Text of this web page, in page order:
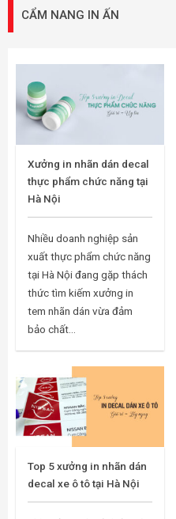
CẨM NANG IN ẤN
Xưởng in nhãn dán decal
thực phẩm chức năng tại
Hà Nội
Nhiều doanh nghiệp sản
xuất thực phẩm chức năng
tại Hà Nội đang gặp thách
thức tìm kiếm xưởng in
tem nhãn dán vừa đảm
bảo chất...
Top 5 xưởng in nhãn dán
decal xe ô tô tại Hà Nội